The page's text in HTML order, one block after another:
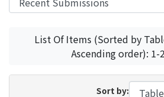
List Of Items (Sorted by
Ascending order): 1-
Sort by: